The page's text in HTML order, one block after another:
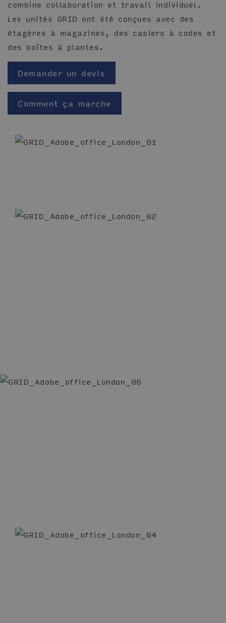
combine collaboration et travail individuel.
Les unités GRID ont été conçues avec des
étagères à magazines, des casiers à codes et
des boîtes à plantes.
Demander un devis
Comment ça marche